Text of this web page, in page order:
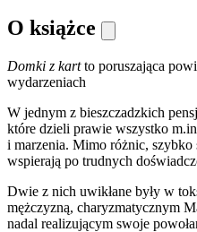
O książce
Domki z kartto poruszająca
wydarzeniach
W jednym z bieszczadzkich
które dzieli prawie wszystko
i marzenia. Mimo różnic,
wspierają po trudnych
Dwie z nich uwikłane były w
mężczyzną, charyzmatycznym
nadal realizującym swoje